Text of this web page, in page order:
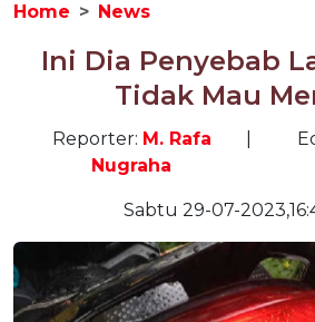
Home News
Ini Dia Penyebab
Tidak Mau
Reporter: M. Rafa
Nugraha
Sabtu 29-07-